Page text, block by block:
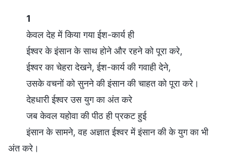
1
केवल देह में किया गया ईश-कार्य ही
ईश्वर के इंसान के साथ होने और रहने को पूरा करे,
ईश्वर का चेहरा देखने, ईश-कार्य की गवाही देने,
उसके वचनों को सुनने की इंसान की चाहत को पूरा करे।
देहधारी ईश्वर उस युग का अंत करे
जब केवल यहोवा की पीठ ही प्रकट हुई
इंसान के सामने, वह अज्ञात ईश्वर में इंसान की के युग का भी
अंत करे।